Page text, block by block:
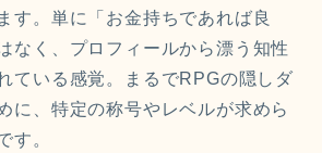
す。単に「お金持ちであれば良
なく、プロフィールから漂う知性
ている感覚。まるでRPGの隠しダ
に、特定の称号やレベルが求めら
す。